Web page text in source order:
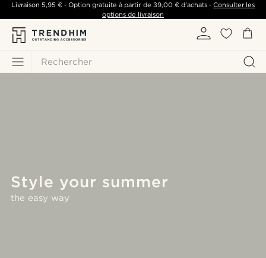
Rechercher
Livraison 5,95 €- Option gratuite à partir de 39,00 €d'achats -Consulter les
options de livraison
Style your summer
the easy way